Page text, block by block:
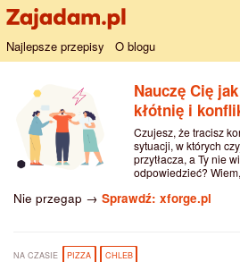
Najlepsze przepisy O blogu
Nauczę Cię
kłótnię i
Czujesz, że tracisz
sytuacji, w których
przytłacza, a Ty nie
odpowiedzieć?
Nie przegap → Sprawdź: xforge.pl
NA CZASIE PIZZA CHLEB